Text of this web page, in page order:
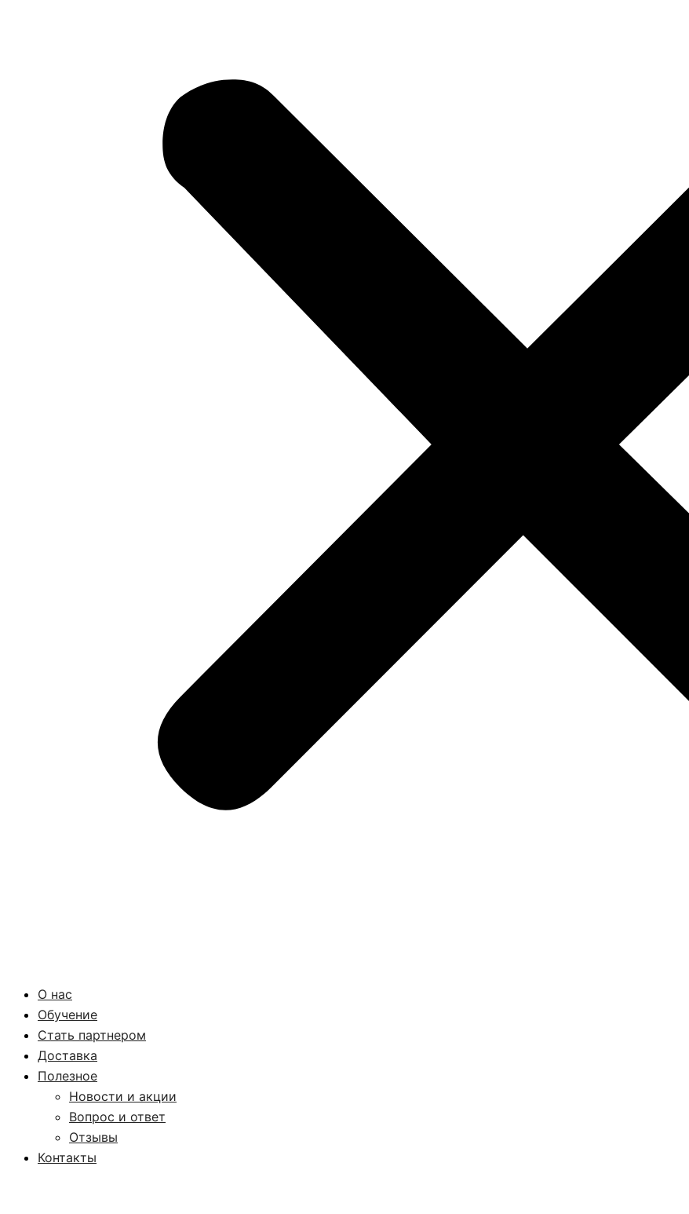
О нас
Обучение
Стать партнером
Доставка
Полезное
Новости и акции
Вопрос и ответ
Отзывы
Контакты